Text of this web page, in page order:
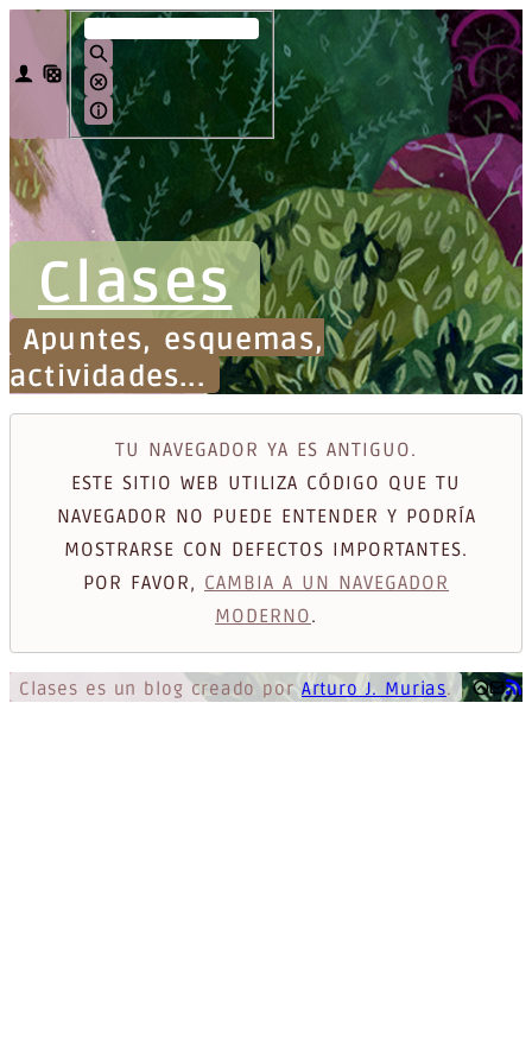
Clases
Apuntes, esquemas,
actividades...
TU NAVEGADOR YA ES ANTIGUO.
ESTE SITIO WEB UTILIZA CÓDIGO QUE TU
NAVEGADOR NO PUEDE ENTENDER Y PODRÍA
MOSTRARSE CON DEFECTOS IMPORTANTES.
POR FAVOR, CAMBIA A UN NAVEGADOR
MODERNO.
Clases es un blog creado por Arturo J. Murias.